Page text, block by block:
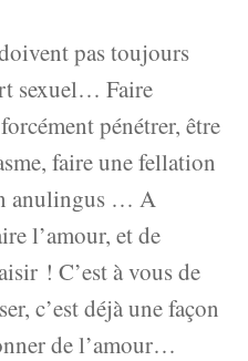
pas toujours
sexuel… Faire
pénétrer, être
faire une fellation
anulingus … A
l’amour, et de
! C’est à vous de
c’est déjà une façon
de l’amour…